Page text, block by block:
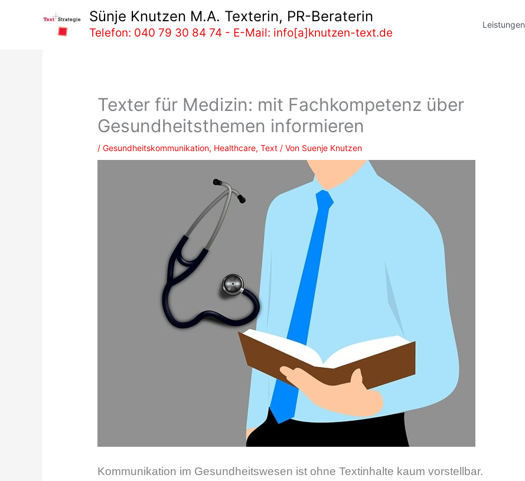
Sünje Knutzen M.A. Texterin, PR-Beraterin
Telefon: 040 79 30 84 74 - E-Mail: info[a]knutzen-text.de
Leistungen
Texter für Medizin: mit Fachkompetenz über
Gesundheitsthemen informieren
/Gesundheitskommunikation, Healthcare,Text / Von Suenje Knutzen
Kommunikation im Gesundheitswesen ist ohne Textinhalte kaum vorstellbar.